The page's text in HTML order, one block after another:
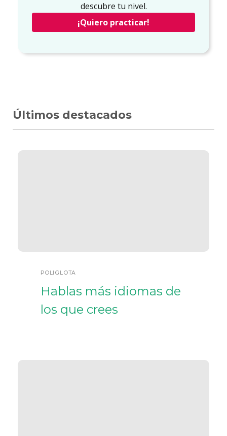
descubre tu nivel.
¡Quiero practicar!
Últimos destacados
POLIGLOTA
Hablas más idiomas de
los que crees